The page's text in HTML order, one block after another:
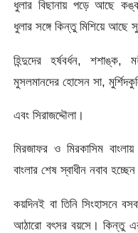
ধুলার বিছানায় পড়ে আছে
ধুলার সঙ্গে কিন্তু মিশিয়ে আছে
হিন্দুদের হর্ষবর্ধন,
মুসলমানদের হোসেন সা,
এবং সিরাজদ্দৌলা।
মিরজাফর ও মিরকাসিম
বাংলার শেষ স্বাধীন নবাব হচ্ছেন
কয়দিনই বা তিনি সিংহাসনে
আঠারো বৎসর বয়সে। কিন্তু